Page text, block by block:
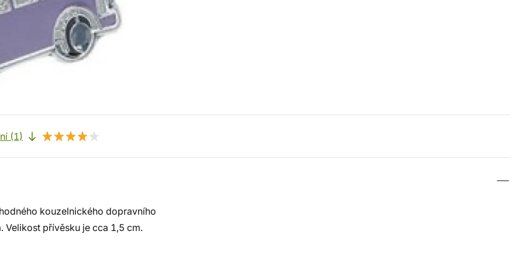
(1)
kouzelnického dopravního
Velikost přívěsku je cca 1,5 cm.